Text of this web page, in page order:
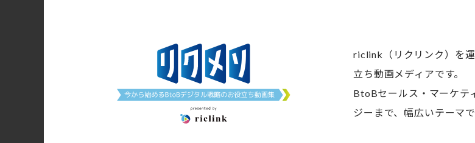
riclink（リクリンク）を
立ち動画メディアです。
BtoBセールス・マーケテ
ジーまで、幅広いテーマ